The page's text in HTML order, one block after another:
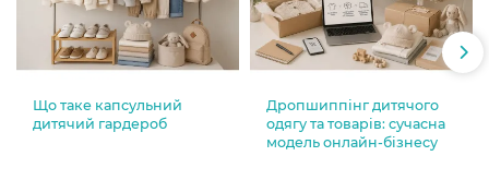
Що таке капсульний
дитячий гардероб
Дропшиппінг дитячого
одягу та товарів: сучасна
модель онлайн-бізнесу